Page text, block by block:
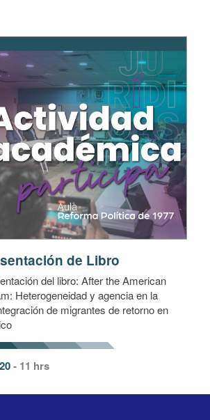
de Libro
del libro: After the American
Heterogeneidad y agencia en la
de migrantes de retorno en
- 11 hrs